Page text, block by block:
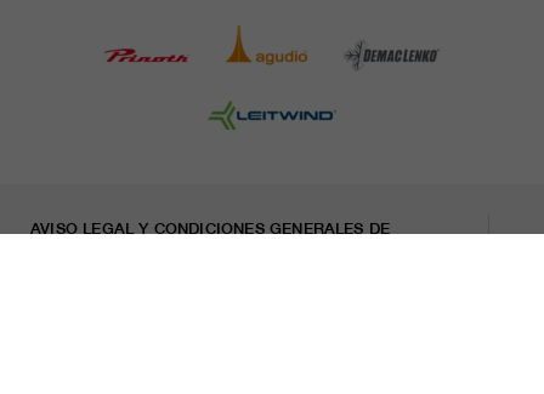
AVISO LEGAL Y CONDICIONES GENERALES DE